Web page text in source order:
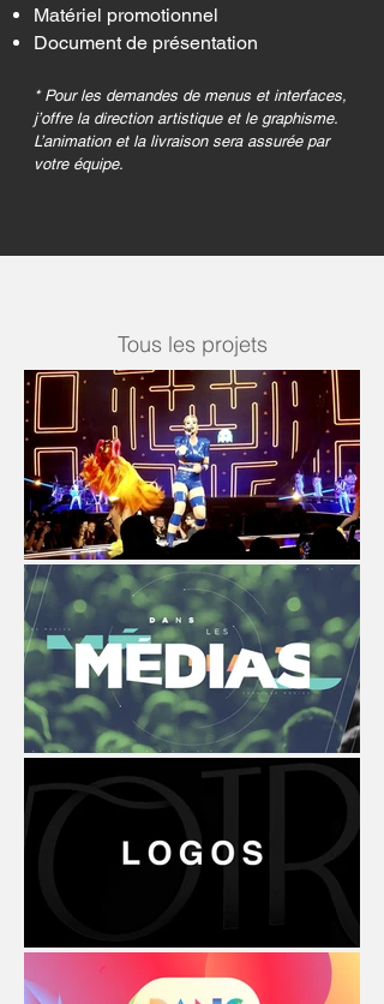
Matériel promotionnel
Document de présentation
* Pour les demandes de menus et interfaces,
j’offre la direction artistique et le graphisme.
L’animation et la livraison sera assurée par
votre équipe.
Tous les projets